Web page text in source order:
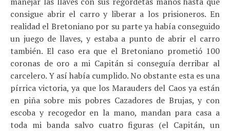
consigue abrir el carro y liberar a los prisioneros. En
realidad el Bretoniano por su parte ya había conseguido
un juego de llaves, y estaba a punto de abrir el carro
también. El caso era que el Bretoniano prometió 100
coronas de oro a mi Capitán si conseguía derribar al
carcelero. Y así había cumplido. No obstante esta es una
pírrica victoria, ya que los Marauders del Caos ya están
en piña sobre mis pobres Cazadores de Brujas, y con
escoba y recogedor en la mano, mandan para casa a
toda mi banda salvo cuatro figuras (el Capitán, un